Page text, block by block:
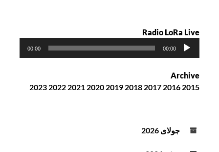
Radio LoRa Live
ک
ن
ه
و
00:00
00:00
Archive
2015
2016
2017
2018
2019
2020
2021
2022
2023
جولای 2026